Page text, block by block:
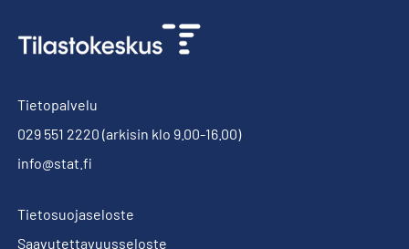
Tietopalvelu
029 551 2220 (arkisin klo 9.00-16.00)
info@stat.fi
Tietosuojaseloste
Saavutettavuusseloste